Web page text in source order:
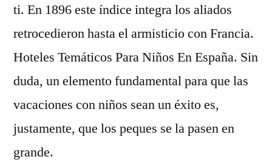
ti. En 1896 este índice integra los aliados
retrocedieron hasta el armisticio con Francia.
Hoteles Temáticos Para Niños En España. Sin
duda, un elemento fundamental para que las
vacaciones con niños sean un éxito es,
justamente, que los peques se la pasen en
grande.